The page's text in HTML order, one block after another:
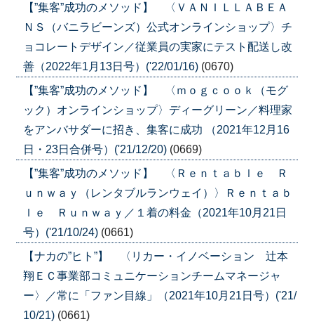
【”集客”成功のメソッド】 〈ＶＡＮＩＬＬＡＢＥＡ
ＮＳ（バニラビーンズ）公式オンラインショップ〉チ
ョコレートデザイン／従業員の実家にテスト配送し改
善（2022年1月13日号）('22/01/16) (0670)
【”集客”成功のメソッド】 〈ｍｏｇｃｏｏｋ（モグ
ック）オンラインショップ〉ディーグリーン／料理家
をアンバサダーに招き、集客に成功 （2021年12月16
日・23日合併号）('21/12/20) (0669)
【”集客”成功のメソッド】 〈Ｒｅｎｔａｂｌｅ Ｒ
ｕｎｗａｙ（レンタブルランウェイ）〉Ｒｅｎｔａｂ
ｌｅ Ｒｕｎｗａｙ／１着の料金（2021年10月21日
号）('21/10/24) (0661)
【ナカの”ヒト”】 〈リカー・イノベーション 辻本
翔ＥＣ事業部コミュニケーションチームマネージャ
ー〉／常に「ファン目線」（2021年10月21日号）('21/
10/21) (0661)